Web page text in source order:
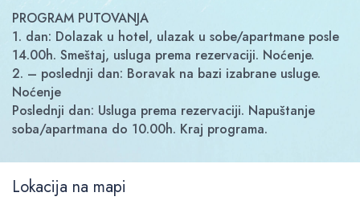
PROGRAM PUTOVANJA
1. dan: Dolazak u hotel, ulazak u sobe/apartmane posle
14.00h. Smeštaj, usluga prema rezervaciji. Noćenje.
2. – poslednji dan: Boravak na bazi izabrane usluge.
Noćenje
Poslednji dan: Usluga prema rezervaciji. Napuštanje
soba/apartmana do 10.00h. Kraj programa.
Lokacija na mapi